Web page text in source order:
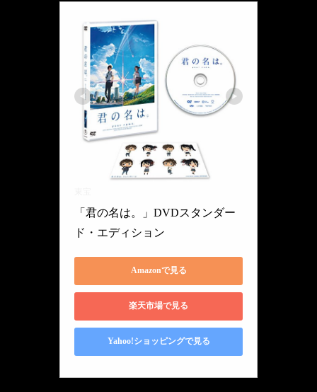
「君の名は。」DVDスタンダー
ド・エディション
Amazonで見る
楽天市場で見る
Yahoo!ショッピングで見る